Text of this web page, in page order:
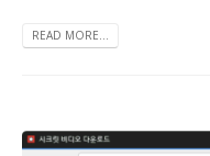
READ MORE...